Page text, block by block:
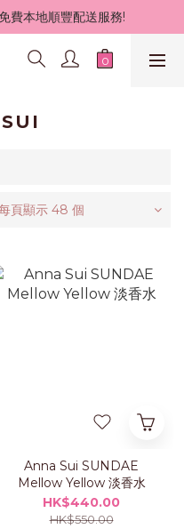
費本地順豐配送服務!
頁顯示 48 個
Anna Sui SUNDAE
Mellow Yellow 淡香水
HK$440.00
HK$550.00